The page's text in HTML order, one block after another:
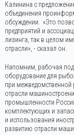
Калинина с
объединения
обсуждении. «Это
предприятий и
лизинга, так в целом
отрасли», - сказал он.
Напомним, рабочая
оборудование для
при межведомственной
отрасли
промышленности
комплектующих и
и использования
развитию отрасли